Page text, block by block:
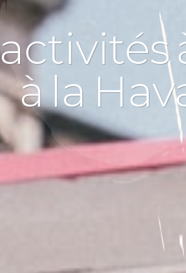
àla